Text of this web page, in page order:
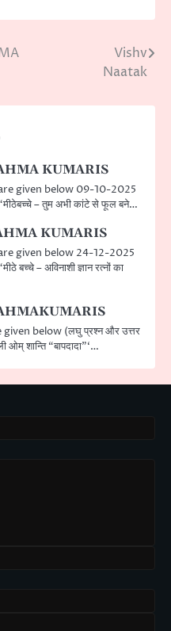
Vishv
Naatak
KUMARIS
given below 09-10-2025
“मीठेबच्चे – तुम अभी कांटे से फूल बने…
KUMARIS
given below 24-12-2025
बच्चे – अविनाशी ज्ञान रत्नों का
below (लघु प्रश्न और उत्तर
शान्ति “बापदादा”‘…